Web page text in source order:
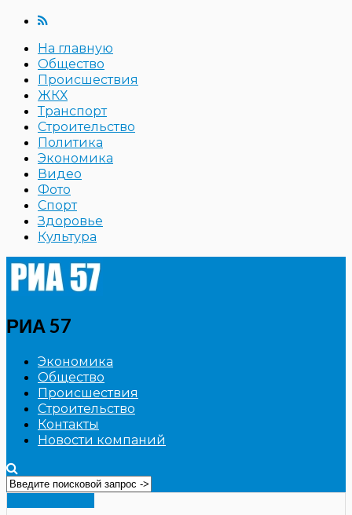
На главную
Общество
Происшествия
ЖКХ
Транспорт
Строительство
Политика
Экономика
Видео
Фото
Спорт
Здоровье
Культура
РИА 57
Экономика
Общество
Происшествия
Строительство
Контакты
Новости компаний